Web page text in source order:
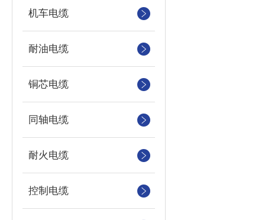
机车电缆
耐油电缆
铜芯电缆
同轴电缆
耐火电缆
控制电缆